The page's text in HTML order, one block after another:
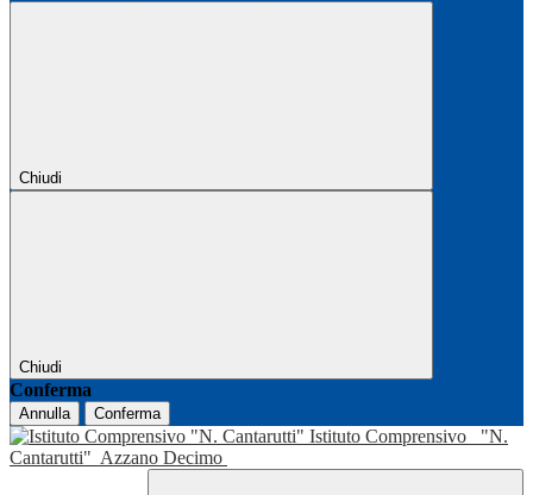
Chiudi
Chiudi
Conferma
Annulla Conferma
Istituto Comprensivo
"N.
Cantarutti" Azzano Decimo